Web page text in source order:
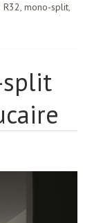
R32, mono-split,